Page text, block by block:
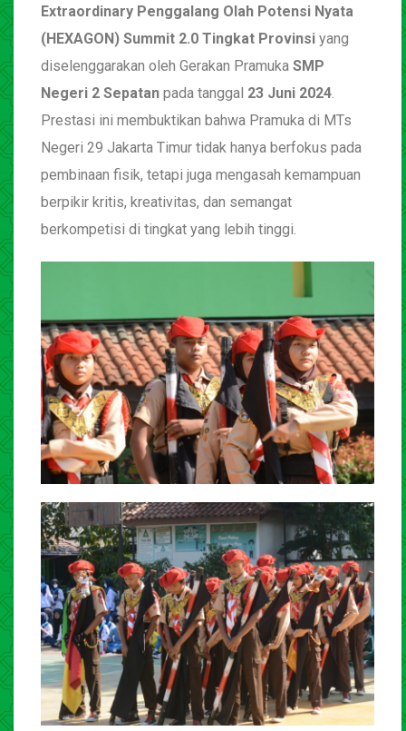
Extraordinary Penggalang Olah Potensi Nyata
(HEXAGON) Summit 2.0 Tingkat Provinsi yang
diselenggarakan oleh Gerakan Pramuka SMP
Negeri 2 Sepatan pada tanggal 23 Juni 2024.
Prestasi ini membuktikan bahwa Pramuka di MTs
Negeri 29 Jakarta Timur tidak hanya berfokus pada
pembinaan fisik, tetapi juga mengasah kemampuan
berpikir kritis, kreativitas, dan semangat
berkompetisi di tingkat yang lebih tinggi.